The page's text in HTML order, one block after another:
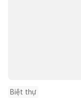
Biệt thự